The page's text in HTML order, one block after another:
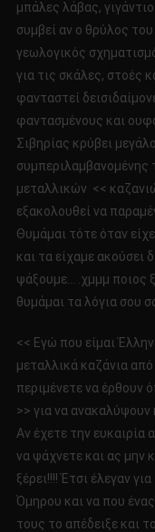
μπάλες λάβας,
συμβεί αν ο θρύλος
γεωλογικός
για τις σκάλες, στοές
φανταστεί
φαντασμένους και
Σιβηρίας κρύβει
συμπεριλαμβανομένης
μεταλλικών <<
εξακολουθεί να
Θυμάμαι τότε όταν
και τα είχαμε ακούσει
ψάξουμε… .χμμμ ποιος
θυμάμαι τα λόγια σου
<< Εγώ που είμαι
μεταλλικά καζάνια από
περιμένετε να έρθουν
>> για να
Αν έχετε την ευκαιρία
να ψάχνετε και ας μην
ξέρει!!!! Έτσι έλεγαν
Όμηρου και να που
τους το απέδειξε και